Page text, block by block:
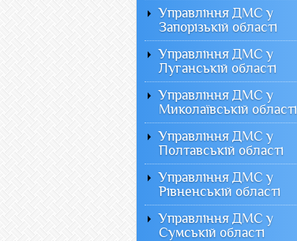
Управління ДМС у
Запорізькій області
Управління ДМС у
Луганській області
Управління ДМС у
Миколаївській області
Управління ДМС у
Полтавській області
Управління ДМС у
Рівненській області
Управління ДМС у
Сумській області